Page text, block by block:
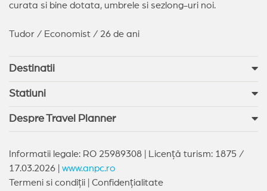
curata si bine dotata, umbrele si sezlong-uri noi.
Tudor / Economist / 26 de ani
Destinatii
Statiuni
Despre Travel Planner
Informatii legale: RO 25989308 | Licență turism: 1875 /
17.03.2026 | www.anpc.ro
Termeni si condiții
Confidențialitate